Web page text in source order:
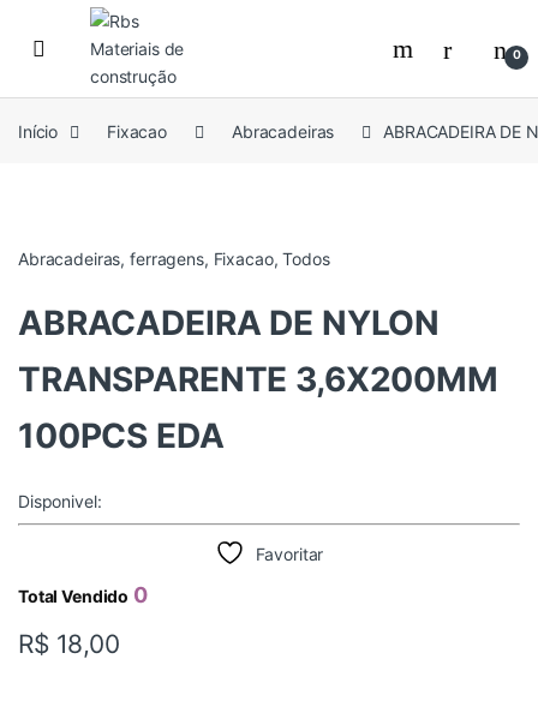
Skip to navigation
Skip to content
0
Início Fixacao Abracadeiras ABRACADEIRA DE
Abracadeiras,ferragens, Fixacao,Todos
ABRACADEIRA DE NYLON
TRANSPARENTE 3,6X200MM
100PCS EDA
Disponivel:
Favoritar
Total Vendido 0
R$ 18,00